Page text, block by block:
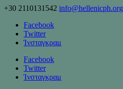
+30 2110131542 info@hellenicph.org
Facebook
Twitter
Ίνσταγκραμ
Facebook
Twitter
Ίνσταγκραμ